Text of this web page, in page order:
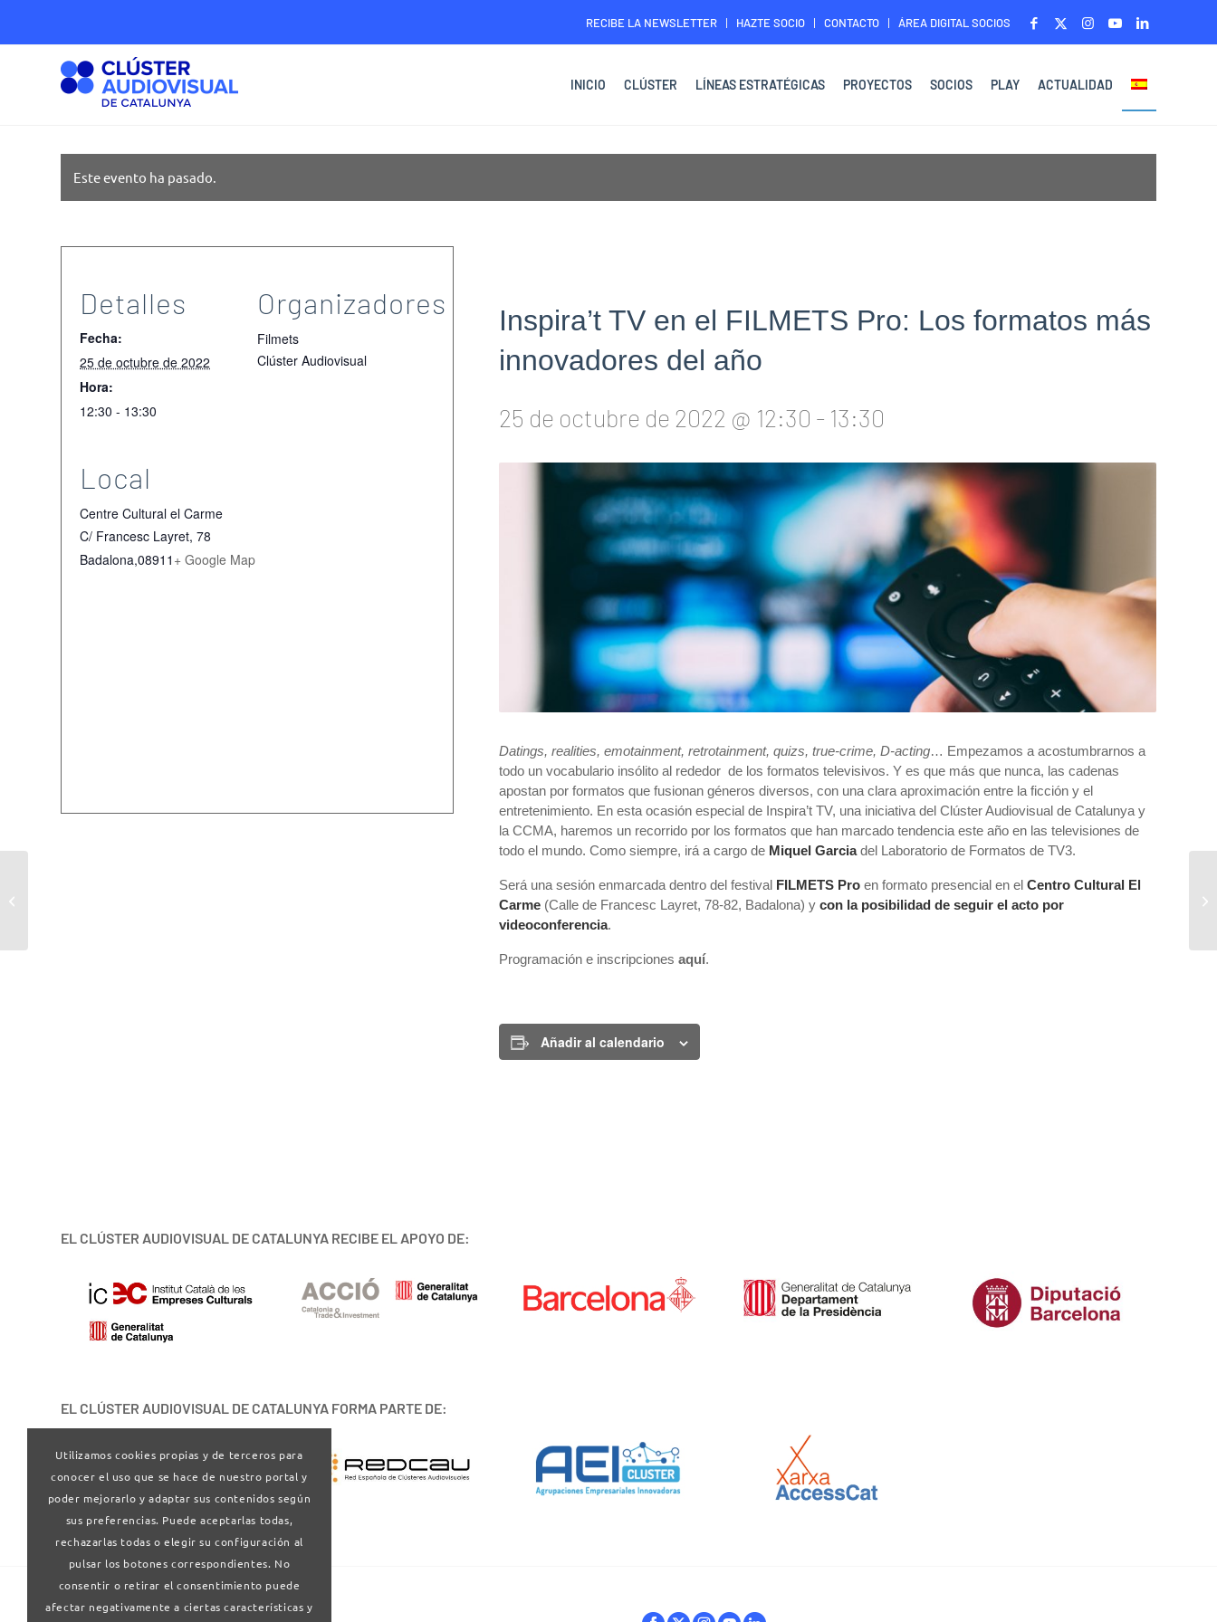
RECIBE LA NEWSLETTER HAZTE SOCIO CONTACTO ÁREA DIGITAL SOCIOS
INICIO CLÚSTER LÍNEAS ESTRATÉGICAS PROYECTOS SOCIOS PLAY ACTUALIDAD
Este evento ha pasado.
Inspira’t TV en el FILMETS Pro: Los formatos más
innovadores del año
25 de octubre de 2022 @ 12:30 - 13:30
Datings, realities, emotainment, retrotainment, quizs, true-crime, D-acting… Empezamos a acostumbrarnos a
todo un vocabulario insólito al rededor de los formatos televisivos. Y es que más que nunca, las cadenas
apostan por formatos que fusionan géneros diversos, con una clara aproximación entre la ficción y el
entretenimiento. En esta ocasión especial de Inspira’t TV, una iniciativa del Clúster Audiovisual de Catalunya y
la CCMA, haremos un recorrido por los formatos que han marcado tendencia este año en las televisiones de
todo el mundo. Como siempre, irá a cargo de Miquel Garciadel Laboratorio de Formatos de TV3.
Será una sesión enmarcada dentro del festival FILMETS Pro en formato presencial en el Centro Cultural El
Carme (Calle de Francesc Layret, 78-82, Badalona) y con la posibilidad de seguir el acto por
videoconferencia.
Programación e inscripciones aquí.
Añadir al calendario
Detalles
Fecha:
25 de octubre de 2022
Hora:
12:30 - 13:30
Organizadores
Filmets
Clúster Audiovisual
Local
Centre Cultural el Carme
C/ Francesc Layret, 78
Badalona,08911 + Google Map
EL CLÚSTER AUDIOVISUAL DE CATALUNYA RECIBE EL APOYO DE:
EL CLÚSTER AUDIOVISUAL DE CATALUNYA FORMA PARTE DE:
Utilizamos cookies propias y de terceros para
conocer el uso que se hace de nuestro portal y
poder mejorarlo y adaptar sus contenidos según
sus preferencias. Puede aceptarlas todas,
rechazarlas todas o elegir su configuración al
pulsar los botones correspondientes. No
consentir o retirar el consentimiento puede
afectar negativamente a ciertas características y